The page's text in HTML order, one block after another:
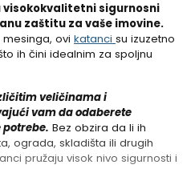
visokokvalitetni sigurnosni
zaštitu za vaše imovine.
ovi katanci su izuzetno
ih čini idealnim za spoljnu
veličinama i
vam da odaberete
Bez obzira da li ih
ograda, skladišta ili drugih
pružaju visok nivo sigurnosti i